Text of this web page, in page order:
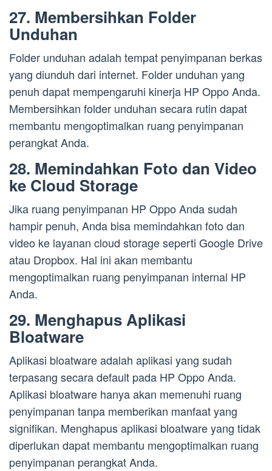
27. Membersihkan Folder
Unduhan
Folder unduhan adalah tempat penyimpanan berkas
yang diunduh dari internet. Folder unduhan yang
penuh dapat mempengaruhi kinerja HP Oppo Anda.
Membersihkan folder unduhan secara rutin dapat
membantu mengoptimalkan ruang penyimpanan
perangkat Anda.
28. Memindahkan Foto dan Video
ke Cloud Storage
Jika ruang penyimpanan HP Oppo Anda sudah
hampir penuh, Anda bisa memindahkan foto dan
video ke layanan cloud storage seperti Google Drive
atau Dropbox. Hal ini akan membantu
mengoptimalkan ruang penyimpanan internal HP
Anda.
29. Menghapus Aplikasi
Bloatware
Aplikasi bloatware adalah aplikasi yang sudah
terpasang secara default pada HP Oppo Anda.
Aplikasi bloatware hanya akan memenuhi ruang
penyimpanan tanpa memberikan manfaat yang
signifikan. Menghapus aplikasi bloatware yang tidak
diperlukan dapat membantu mengoptimalkan ruang
penyimpanan perangkat Anda.